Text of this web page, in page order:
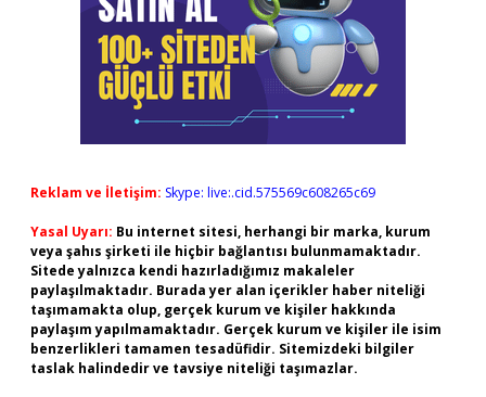
Reklam ve İletişim: Skype: live:.cid.575569c608265c69
Yasal Uyarı: Bu internet sitesi, herhangi bir marka, kurum
veya şahıs şirketi ile hiçbir bağlantısı bulunmamaktadır.
Sitede yalnızca kendi hazırladığımız makaleler
paylaşılmaktadır. Burada yer alan içerikler haber niteliği
taşımamakta olup, gerçek kurum ve kişiler hakkında
paylaşım yapılmamaktadır. Gerçek kurum ve kişiler ile isim
benzerlikleri tamamen tesadüfidir. Sitemizdeki bilgiler
taslak halindedir ve tavsiye niteliği taşımazlar.